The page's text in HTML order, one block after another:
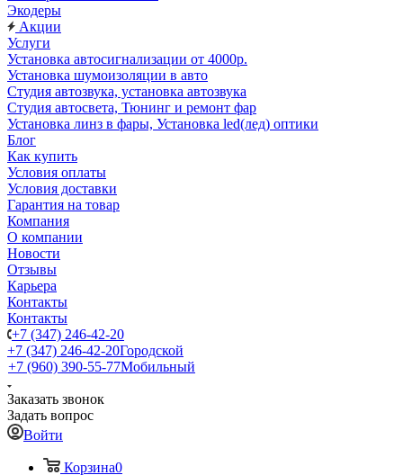
Экодеры
Акции
Услуги
Установка автосигнализации от 4000р.
Установка шумоизоляции в авто
Студия автозвука, установка автозвука
Студия автосвета, Тюнинг и ремонт фар
Установка линз в фары, Установка led(лед) оптики
Блог
Как купить
Условия оплаты
Условия доставки
Гарантия на товар
Компания
О компании
Новости
Отзывы
Карьера
Контакты
Контакты
+7 (347) 246-42-20
+7 (347) 246-42-20Городской
+7 (960) 390-55-77Мобильный
Заказать звонок
Задать вопрос
Войти
Корзина0